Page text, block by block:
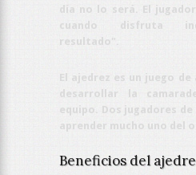
día no lo será. El
cuando disfruta
resultado".
El ajedrez es un juego
desarrollar la
equipo. Dos jugadores
aprender mucho uno del
Beneficios del